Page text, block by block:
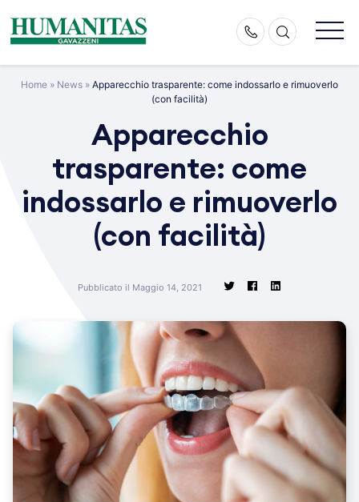
content
Home » News » Apparecchio trasparente: come indossarlo e rimuoverlo
(con facilità)
Apparecchio
trasparente: come
indossarlo e rimuoverlo
(con facilità)
Pubblicato il Maggio 14, 2021